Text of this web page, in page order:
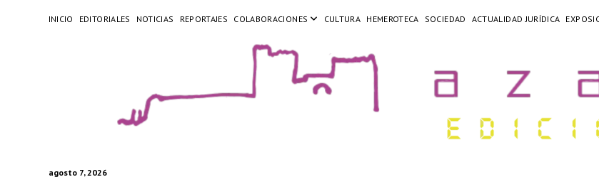
INICIO EDITORIALES NOTICIAS REPORTAJES COLABORACIONES CULTURA HEMEROTECA SOCIEDAD ACTUALIDAD JURÍDICA
agosto 7, 2026